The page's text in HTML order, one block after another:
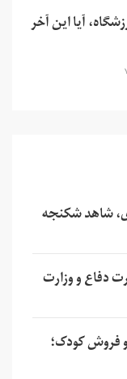
آیا این آخر
شاهد شکنجه
دفاع و وزارت
فروش کودک؛